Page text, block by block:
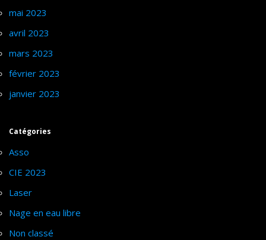
mai 2023
avril 2023
mars 2023
février 2023
janvier 2023
Catégories
Asso
CIE 2023
Laser
Nage en eau libre
Non classé